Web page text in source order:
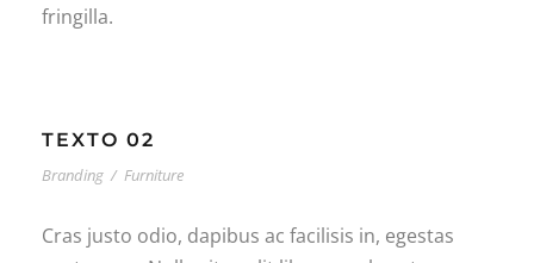
fringilla.
TEXTO 02
Branding / Furniture
Cras justo odio, dapibus ac facilisis in, egestas